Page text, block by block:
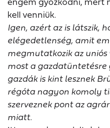
kell venniük.
Igen, azért az is látszik,
elégedetlenség, amit
megmutatkozik az uniós
most a gazdatüntetésre
gazdák is kint lesznek
régóta nagyon komoly
szerveznek pont az
miatt.